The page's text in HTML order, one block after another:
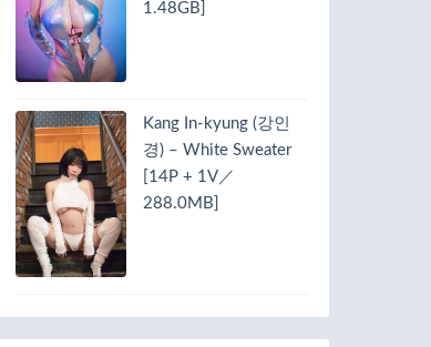
1.48GB]
Kang In-kyung (강인
경) – White Sweater
[14P + 1V／
288.0MB]